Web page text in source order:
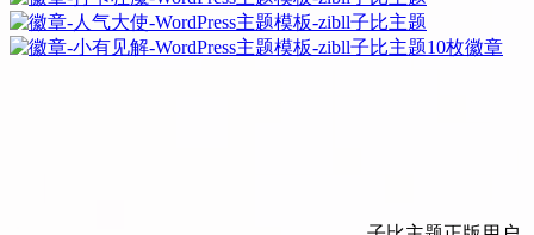
10枚徽章